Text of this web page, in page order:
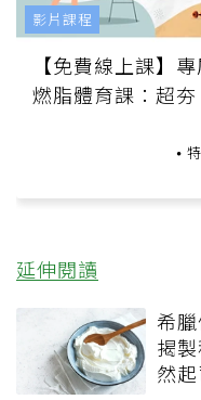
【免費線上課】
燃脂體育課：超
影片課程
延伸閱讀
希
揭
然